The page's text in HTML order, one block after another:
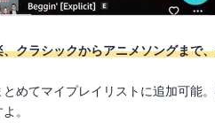
クラシックからアニメソングまで
めてマイプレイリストに追加可能
。